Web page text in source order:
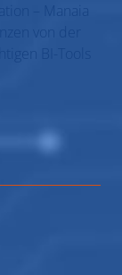
– Manaia
von der
BI-Tools